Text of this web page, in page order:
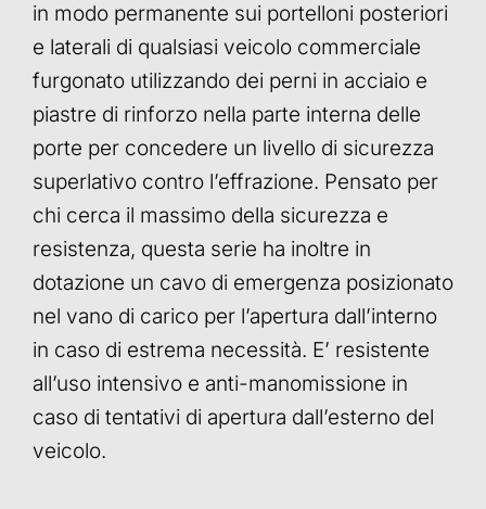
in modo permanente sui portelloni posteriori
e laterali di qualsiasi veicolo commerciale
furgonato utilizzando dei perni in acciaio e
piastre di rinforzo nella parte interna delle
porte per concedere un livello di sicurezza
superlativo contro l’effrazione. Pensato per
chi cerca il massimo della sicurezza e
resistenza, questa serie ha inoltre in
dotazione un cavo di emergenza posizionato
nel vano di carico per l’apertura dall’interno
in caso di estrema necessità. E’ resistente
all’uso intensivo e anti-manomissione in
caso di tentativi di apertura dall’esterno del
veicolo.